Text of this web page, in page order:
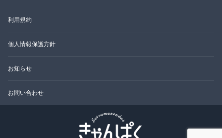
利用規約
個人情報保護方針
お知らせ
お問い合わせ